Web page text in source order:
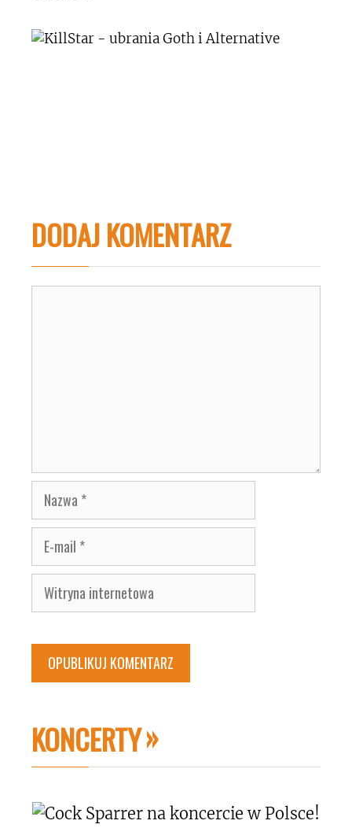
DODAJ KOMENTARZ
Nazwa
E-
mail
Witryna
internetowa
KONCERTY